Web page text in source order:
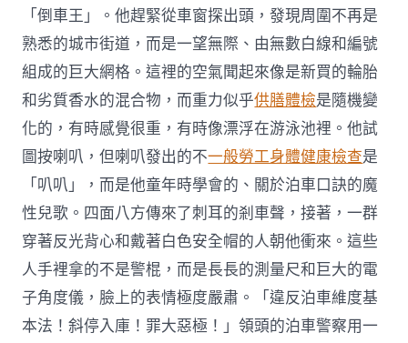
「倒車王」。他趕緊從車窗探出頭，發現周圍不再是
熟悉的城市街道，而是一望無際、由無數白線和編號
組成的巨大網格。這裡的空氣聞起來像是新買的輪胎
和劣質香水的混合物，而重力似乎供膳體檢是隨機變
化的，有時感覺很重，有時像漂浮在游泳池裡。他試
圖按喇叭，但喇叭發出的不一般勞工身體健康檢查是
「叭叭」，而是他童年時學會的、關於泊車口訣的魔
性兒歌。四面八方傳來了刺耳的剎車聲，接著，一群
穿著反光背心和戴著白色安全帽的人朝他衝來。這些
人手裡拿的不是警棍，而是長長的測量尺和巨大的電
子角度儀，臉上的表情極度嚴肅。「違反泊車維度基
本法！斜停入庫！罪大惡極！」領頭的泊車警察用一